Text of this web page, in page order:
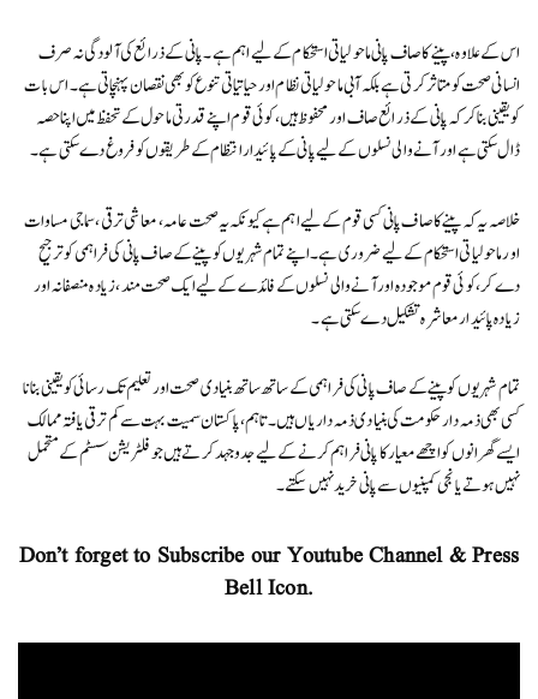
اس کے علاوہ، پینے کا صاف پانی ماحولیاتی استحکام کے لیے اہم ہے۔ پانی کے ذرائع کی آلودگی نہ صرف
انسانی صحت کو متاثر کرتی ہے بلکہ آبی ماحولیاتی نظام اور حیاتیاتی تنوع کو بھی نقصان پہنچاتی ہے۔ اس بات
کو یقینی بنا کر کہ پانی کے ذرائع صاف اور محفوظ ہیں، کوئی قوم اپنے قدرتی ماحول کے تحفظ میں اپنا حصہ
ڈال سکتی ہے اور آنے والی نسلوں کے لیے پانی کے پائیدار انتظام کے طریقوں کو فروغ دے سکتی ہے۔
خلاصہ یہ کہ پینے کا صاف پانی کسی قوم کے لیے اہم ہے کیونکہ یہ صحت عامہ، معاشی ترقی، سماجی مساوات
اور ماحولیاتی استحکام کے لیے ضروری ہے۔ اپنے تمام شہریوں کو پینے کے صاف پانی کی فراہمی کو ترجیح
دے کر، کوئی قوم موجودہ اور آنے والی نسلوں کے فائدے کے لیے ایک صحت مند، زیادہ منصفانہ اور
زیادہ پائیدار معاشرہ تشکیل دے سکتی ہے۔
تمام شہریوں کو پینے کے صاف پانی کی فراہمی کے ساتھ ساتھ بنیادی صحت اور تعلیم تک رسائی کو یقینی بنانا
کسی بھی ذمہ دار حکومت کی بنیادی ذمہ داریاں ہیں۔ تاہم، پاکستان سمیت بہت سے کم ترقی یافتہ ممالک
ایسے گھرانوں کو اچھے معیار کا پانی فراہم کرنے کے لیے جدوجہد کرتے ہیں جو فلٹریشن سسٹم کے متحمل
نہیں ہوتے یا نجی کمپنیوں سے پانی خرید نہیں سکتے۔
Don’t forget to Subscribe our Youtube Channel & Press
Bell Icon.